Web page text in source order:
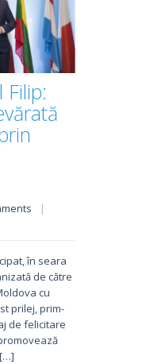
Filip:
|
în seara
de către
cu
prilej, prim-
de felicitare